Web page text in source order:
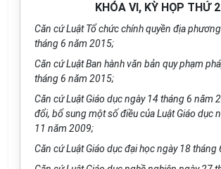
KHÓA VI, KỲ HỌP THỨ 2
Căn cứ Luật Tổ chức chính quyền địa
tháng 6 năm 2015;
Căn cứ Luật Ban hành văn bản quy phạm
tháng 6 năm 2015;
Căn cứ Luật Giáo dục ngày 14 tháng 6 năm
đổi, bổ sung một số điều của Luật Giáo dục
11 năm 2009;
Căn cứ Luật Giáo dục đại học ngày 18